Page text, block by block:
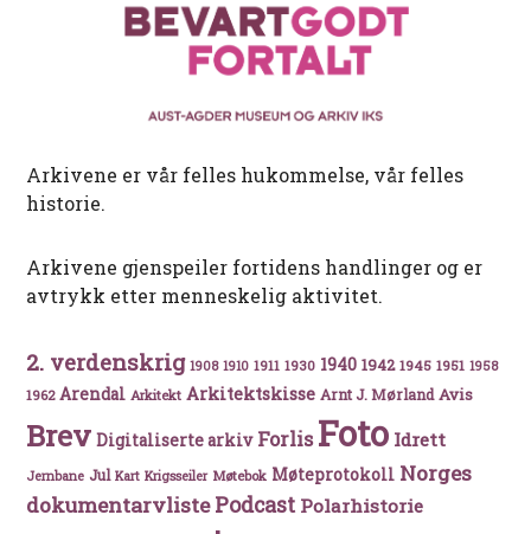
Arkivene er vår felles hukommelse, vår felles
historie.
Arkivene gjenspeiler fortidens handlinger og er
avtrykk etter menneskelig aktivitet.
2. verdenskrig 1908 1910 1911 1930 1940 1942 1945 1951 1958
1962 Arendal Arkitekt Arkitektskisse Arnt J. Mørland Avis
Brev Digitaliserte arkiv Forlis Foto Idrett
Jernbane Jul Kart Krigsseiler Møtebok Møteprotokoll Norges
dokumentarvlistePodcast Polarhistorie